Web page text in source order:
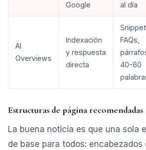
Google
al día
AI
Overviews
Indexación
y respuesta
directa
FAQs,
40-60
Estructuras de página recomendadas
La buena noticia es que una sola
de base para todos: encabezados